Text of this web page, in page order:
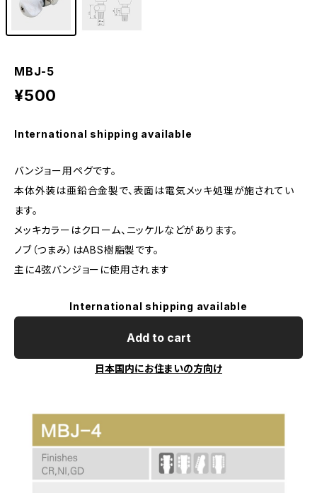
MBJ-5
¥500
International shipping available
バンジョー用ペグです。
本体外装は亜鉛合金製で、表面は電気メッキ処理が施されてい
ます。
メッキカラーはクローム、ニッケルなどがあります。
ノブ（つまみ）はABS樹脂製です。
主に4弦バンジョーに使用されます
International shipping available
Add to cart
日本国内にお住まいの方向け